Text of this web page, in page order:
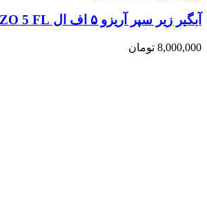
آبگیر زیر سپر آریزو ۵ اف ال ARRIZO 5 FL
8,000,000 تومان